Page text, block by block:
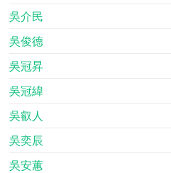
吳介民
吳俊德
吳冠昇
吳冠緯
吳叡人
吳奕辰
吳安蕙